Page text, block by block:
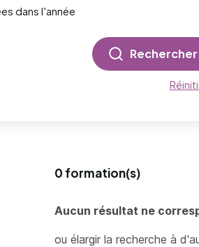
dans l'année
0 formation(s)
Aucun résultat ne
ou élargir la recherche à